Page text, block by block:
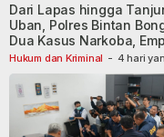
Hukum dan Kriminal - 4 hari
Dari Lapas hingga
Uban, Polres Bintan
Dua Kasus Narkoba,
Tersangka Dibekuk